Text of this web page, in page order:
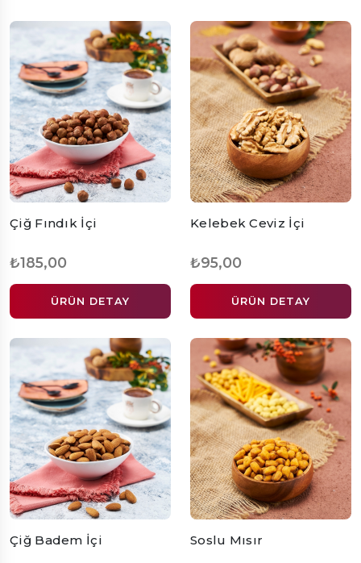
Çiğ Fındık İçi
₺185,00
ÜRÜN DETAY
Kelebek Ceviz İçi
₺95,00
ÜRÜN DETAY
Çiğ Badem İçi Soslu Mısır